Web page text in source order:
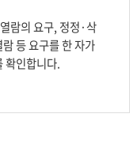
람의 요구, 정정·삭
등 요구를 한 자가
확인합니다.